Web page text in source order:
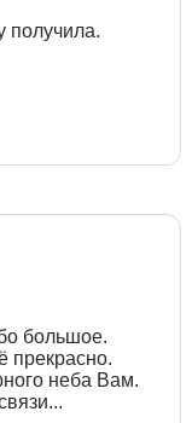
получила.
большое.
прекрасно.
неба Вам.